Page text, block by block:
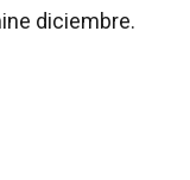
diciembre.